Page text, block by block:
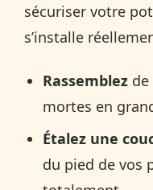
sécuriser votre
s’installe
Rassemblez
mortes en
Étalez une
du pied de vos